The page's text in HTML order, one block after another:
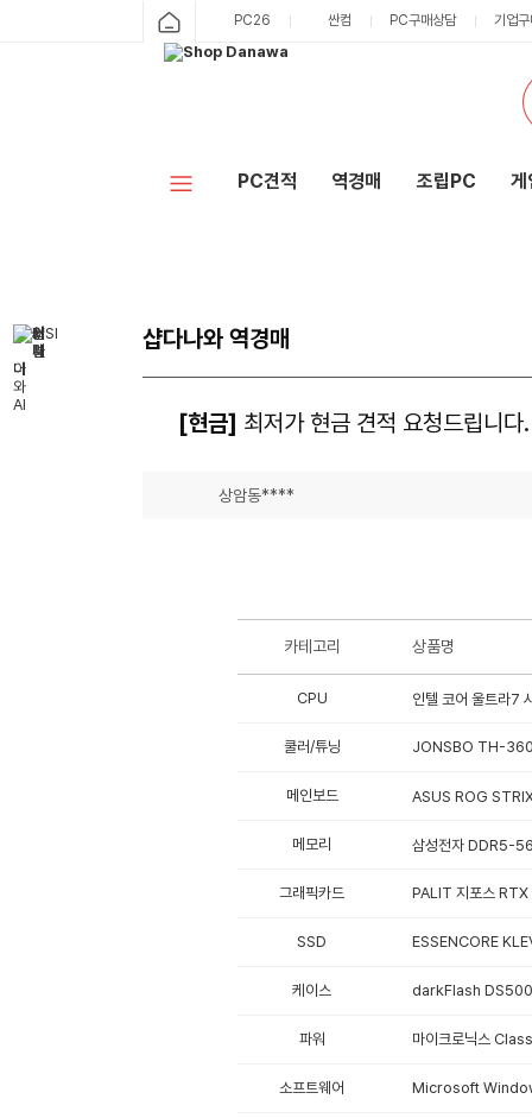
PC26 싼컴 PC구매상담 기업
PC견적 역경매 조립PC 게
샵다나와 역경매
[현금] 최저가 현금 견적 요청드립니다.
상암동****
카테고리 상품명
CPU 인텔 코어 울트라7
쿨러/튜닝 JONSBO TH-
메인보드 ASUS ROG
메모리 삼성전자 DDR5-
그래픽카드 PALIT 지포스
SSD ESSENCORE
케이스 darkFlash DS500
파워 마이크로닉스
소프트웨어 Microsoft